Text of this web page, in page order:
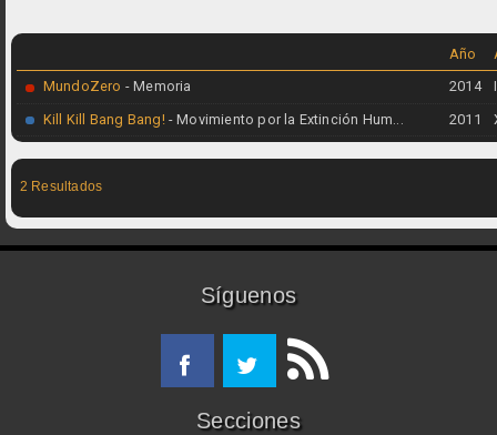
Año
MundoZero - Memoria
2014
Kill Kill Bang Bang! - Movimiento por la Extinción Hum... 2011
2 Resultados
Síguenos
Secciones